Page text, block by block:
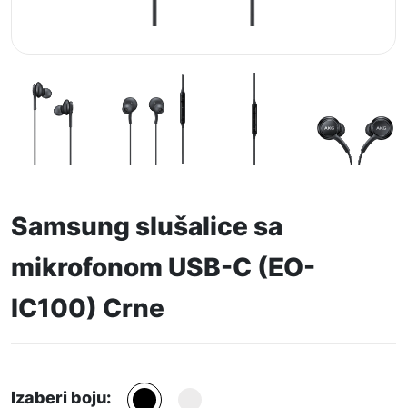
Samsung slušalice sa
mikrofonom USB-C (EO-
IC100) Crne
Izaberi boju: